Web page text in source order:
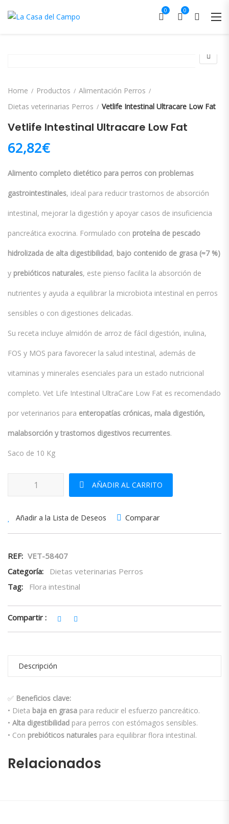
0 0
Home Productos
Alimentación Perros
Dietas veterinarias Perros
Vetlife Intestinal Ultracare Low Fat
Vetlife Intestinal Ultracare Low Fat
62,82€
Alimento completo dietético para perros con problemas
gastrointestinales, ideal para reducir trastornos de absorción
intestinal, mejorar la digestión y apoyar casos de insuficiencia
pancreática exocrina. Formulado con proteína de pescado
hidrolizada de alta digestibilidad, bajo contenido de grasa (≈7 %)
y prebióticos naturales, este pienso facilita la absorción de
nutrientes y ayuda a equilibrar la microbiota intestinal en perros
sensibles o con digestiones delicadas.
Su receta incluye almidón de arroz de fácil digestión, inulina,
FOS y MOS para favorecer la salud intestinal, además de
vitaminas y minerales esenciales para un estado nutricional
completo. Vet Life Intestinal UltraCare Low Fat es recomendado
por veterinarios para enteropatías crónicas, mala digestión,
malabsorción y trastornos digestivos recurrentes.
Saco de 10 Kg
Vetlife Intestinal Ultracare Low Fat cantidad
AÑADIR AL CARRITO
Añadir a la Lista de Deseos Comparar
REF: VET-58407
Categoría:
Dietas veterinarias Perros
Tag:
Flora intestinal
Compartir :
Descripción
✅ Beneficios clave:
• Dieta baja en grasa para reducir el esfuerzo pancreático.
• Alta digestibilidad para perros con estómagos sensibles.
• Con prebióticos naturales para equilibrar flora intestinal.
Relacionados